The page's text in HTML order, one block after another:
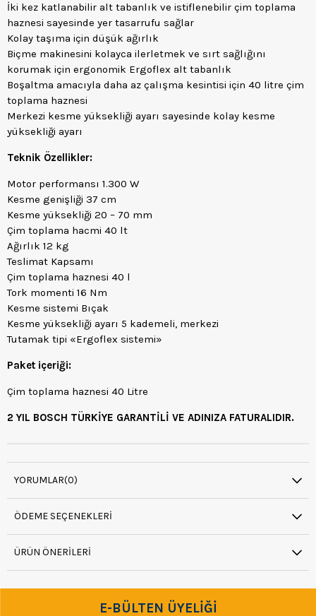
İki kez katlanabilir alt tabanlık ve istiflenebilir çim toplama
haznesi sayesinde yer tasarrufu sağlar
Kolay taşıma için düşük ağırlık
Biçme makinesini kolayca ilerletmek ve sırt sağlığını
korumak için ergonomik Ergoflex alt tabanlık
Boşaltma amacıyla daha az çalışma kesintisi için 40 litre çim
toplama haznesi
Merkezi kesme yüksekliği ayarı sayesinde kolay kesme
yüksekliği ayarı
Teknik Özellikler:
Motor performansı 1.300 W
Kesme genişliği 37 cm
Kesme yüksekliği 20 – 70 mm
Çim toplama hacmi 40 lt
Ağırlık 12 kg
Teslimat Kapsamı
Çim toplama haznesi 40 l
Tork momenti 16 Nm
Kesme sistemi Bıçak
Kesme yüksekliği ayarı 5 kademeli, merkezi
Tutamak tipi «Ergoflex sistemi»
Paket içeriği:
Çim toplama haznesi 40 Litre
2 YIL BOSCH TÜRKİYE GARANTİLİ VE ADINIZA FATURALIDIR.
YORUMLAR(0)
ÖDEME SEÇENEKLERI
ÜRÜN ÖNERILERI
E-BÜLTEN ÜYELİĞİ